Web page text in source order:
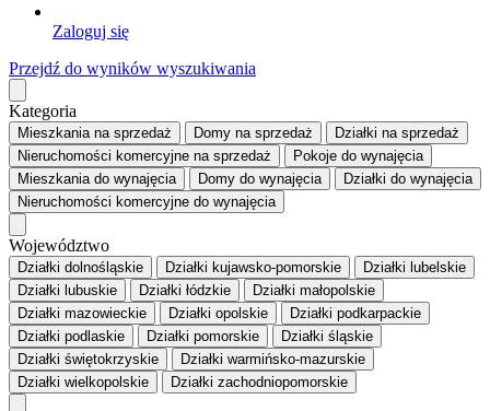
Zaloguj się
Przejdź do wyników wyszukiwania
Kategoria
Mieszkaniana sprzedaż Domy na sprzedaż Działki na sprzedaż
Nieruchomości komercyjne na sprzedaż Pokoje do wynajęcia
Mieszkaniado wynajęcia Domy do wynajęcia Działki do wynajęcia
Nieruchomości komercyjne do wynajęcia
Województwo
Działki dolnośląskie Działki kujawsko-pomorskie
Działki lubelskie
Działki lubuskie
Działki łódzkie
Działki małopolskie
Działki mazowieckie
Działki opolskie
Działki podkarpackie
Działki podlaskie
Działki pomorskie
Działki śląskie
Działki świętokrzyskie
Działki warmińsko-mazurskie
Działki wielkopolskie
Działki zachodniopomorskie